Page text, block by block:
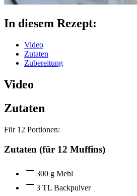
In diesem Rezept:
Video
Zutaten
Zubereitung
Video
Zutaten
Für 12 Portionen:
Zutaten (für 12 Muffins)
300 g Mehl
3 TL Backpulver